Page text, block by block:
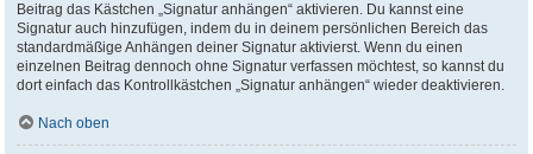
Beitrag das Kästchen „Signatur anhängen“ aktivieren. Du kannst eine
Signatur auch hinzufügen, indem du in deinem persönlichen Bereich das
standardmäßige Anhängen deiner Signatur aktivierst. Wenn du einen
einzelnen Beitrag dennoch ohne Signatur verfassen möchtest, so kannst du
dort einfach das Kontrollkästchen „Signatur anhängen“ wieder deaktivieren.
Nach oben